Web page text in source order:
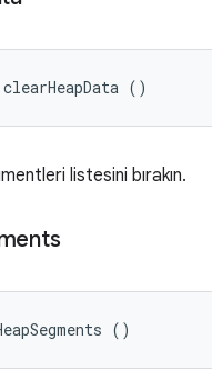
()
listesini bırakın.
()